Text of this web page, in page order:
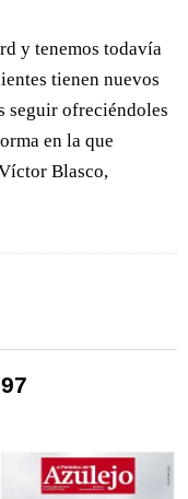
y tenemos todavía
tienen nuevos
seguir ofreciéndoles
en la que
Blasco,